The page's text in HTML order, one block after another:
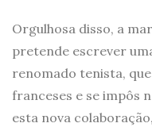
Orgulhosa disso, a
pretende escrever
renomado tenista,
franceses e se impôs
esta nova